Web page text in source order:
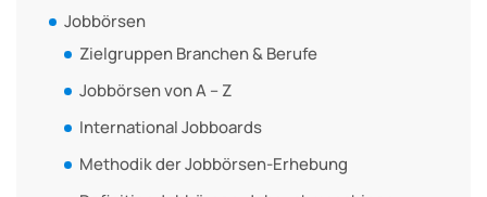
Jobbörsen
Zielgruppen Branchen & Berufe
Jobbörsen von A – Z
International Jobboards
Methodik der Jobbörsen-Erhebung